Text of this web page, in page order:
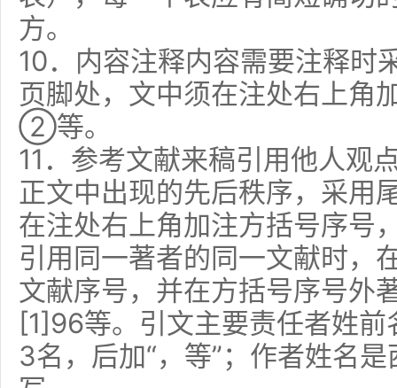
方。
10．内容注释内容需要注释时
页脚处，文中须在注处右上
②等。
11．参考文献来稿引用他人观
正文中出现的先后秩序，采用
在注处右上角加注方括号序号
引用同一著者的同一文献时，
文献序号，并在方括号序号外
[1]96等。引文主要责任者姓
3名，后加“，等”；作者姓名